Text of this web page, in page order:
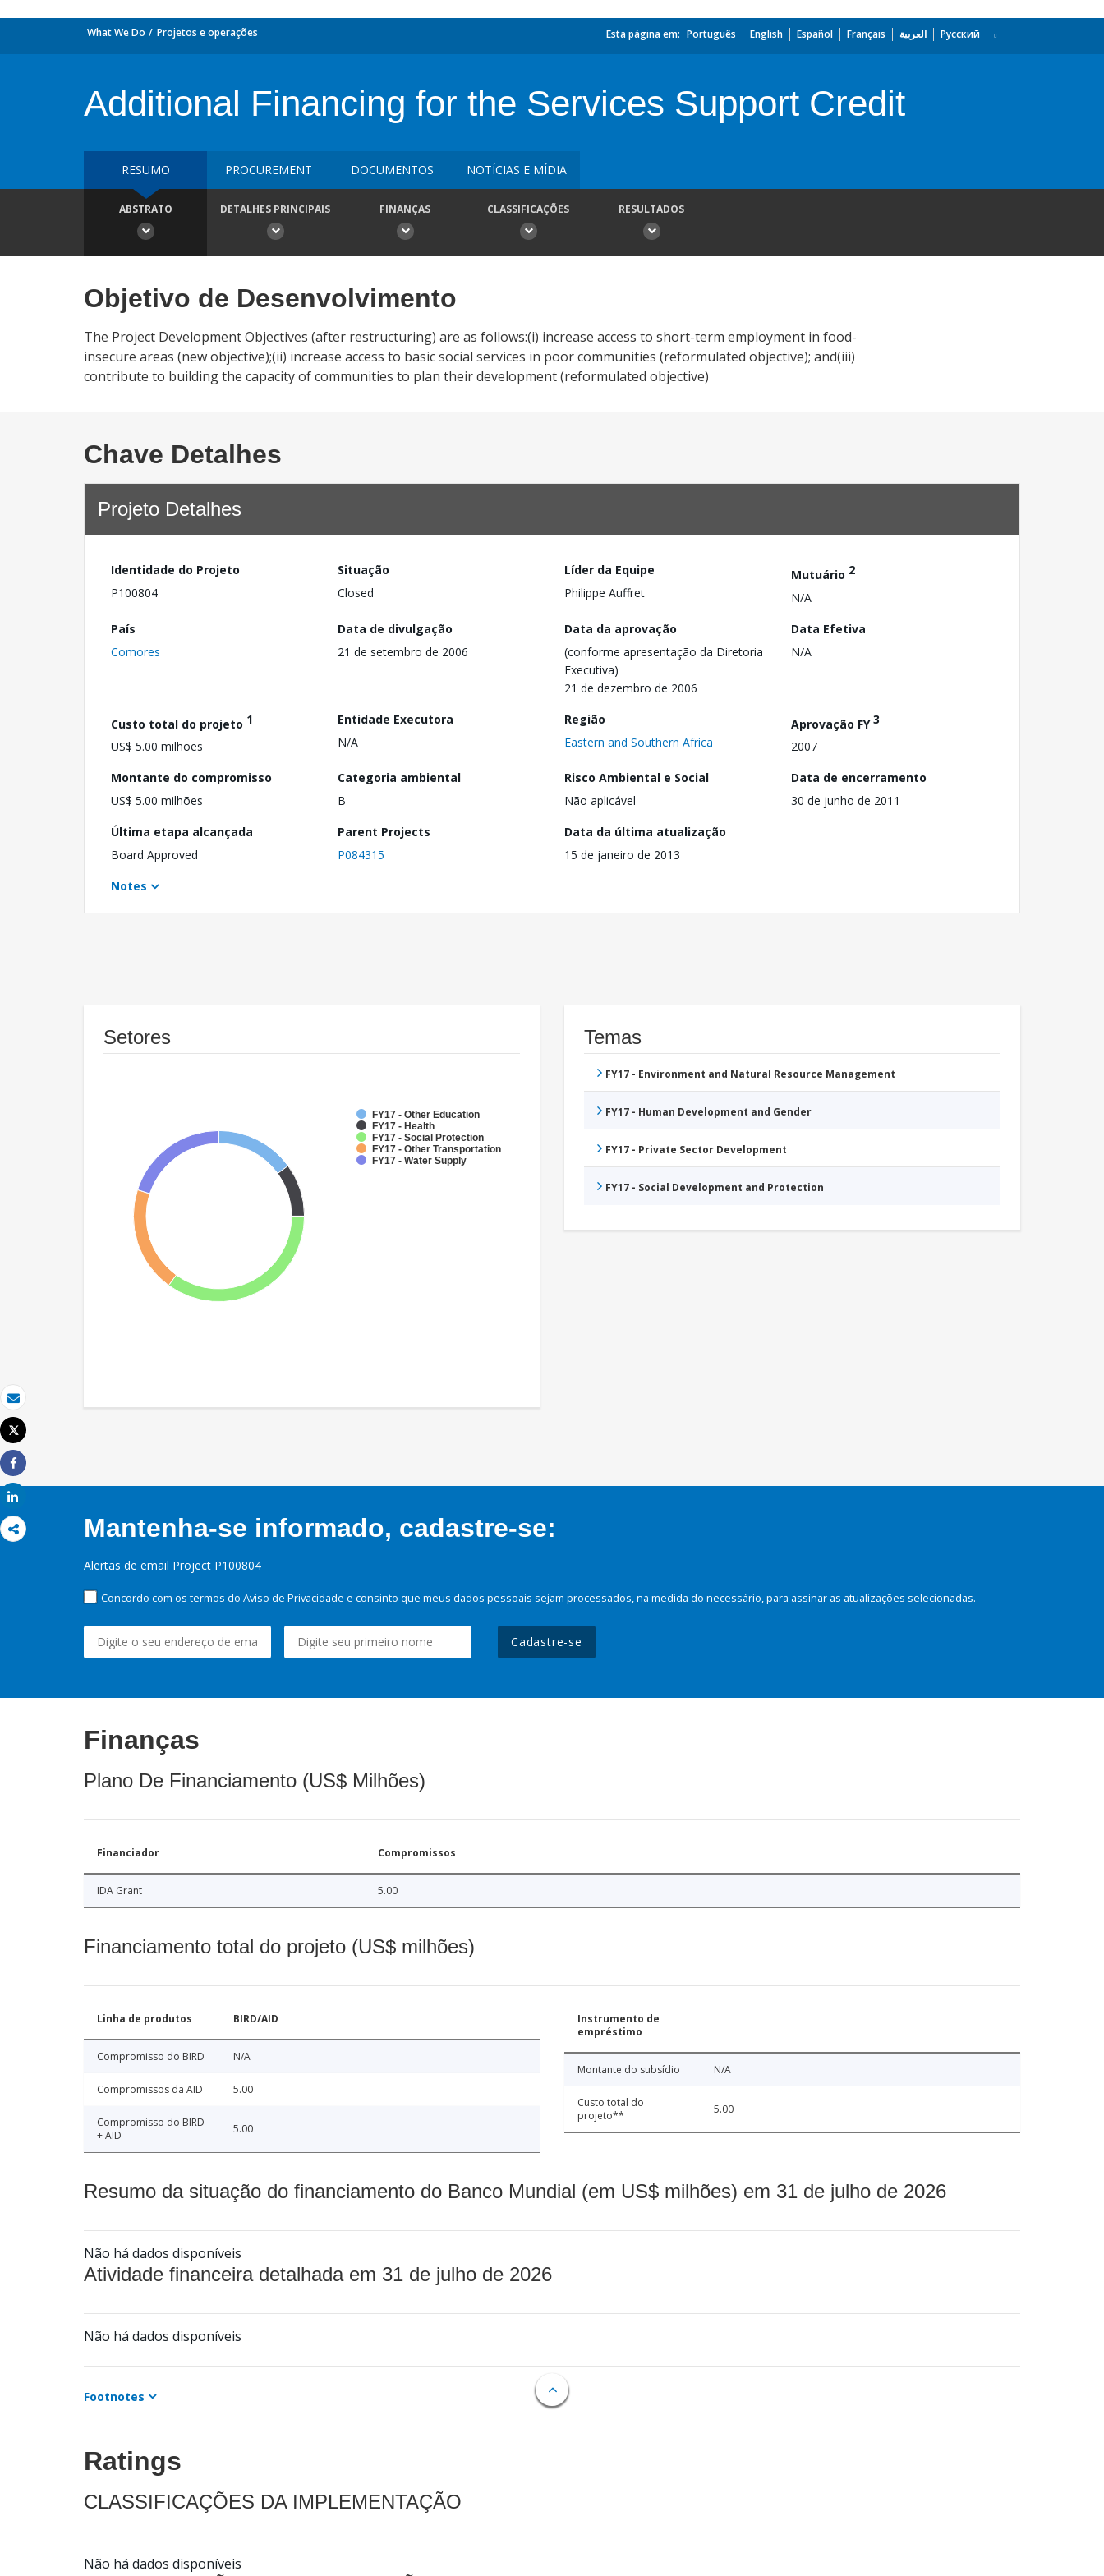
Email
Imprimir
Tweet
Share
What We Do Projetos e operações Esta página em: Português English Español Français العربية Русский
Additional Financing for the Services Support Credit
RESUMO PROCUREMENT DOCUMENTOS NOTÍCIAS E MÍDIA
ABSTRATO DETALHES PRINCIPAIS FINANÇAS CLASSIFICAÇÕES RESULTADOS
Objetivo de Desenvolvimento
The Project Development Objectives (after restructuring) are as follows:(i) increase access to short-term employment in food-
insecure areas (new objective);(ii) increase access to basic social services in poor communities (reformulated objective); and(iii)
contribute to building the capacity of communities to plan their development (reformulated objective)
Chave Detalhes
Projeto Detalhes
Identidade do Projeto
P100804
Situação
Closed
Líder da Equipe
Philippe Auffret
Mutuário 2
N/A
País
Comores
Data de divulgação
21 de setembro de 2006
Data da aprovação
(conforme apresentação da Diretoria
Executiva)
21 de dezembro de 2006
Data Efetiva
N/A
Custo total do projeto 1
US$ 5.00 milhões
Entidade Executora
N/A
Região
Eastern and Southern Africa
Aprovação FY3
2007
Montante do compromisso
US$ 5.00 milhões
Categoria ambiental
B
Risco Ambiental e Social
Não aplicável
Data de encerramento
30 de junho de 2011
Última etapa alcançada
Board Approved
Parent Projects
P084315
Data da última atualização
15 de janeiro de 2013
Notes
Setores
FY17 - Other Education
FY17 - Health
FY17 - Social Protection
FY17 - Other Transportation
FY17 - Water Supply
Temas
FY17 - Environment and Natural Resource Management
FY17 - Human Development and Gender
FY17 - Private Sector Development
FY17 - Social Development and Protection
Mantenha-se informado, cadastre-se:
Alertas de email Project P100804
Concordo com os termos do Aviso de Privacidade e consinto que meus dados pessoais sejam processados, na medida do necessário, para assinar as atualizações selecionadas.
Cadastre-se
Finanças
Plano De Financiamento (US$ Milhões)
Financiador Compromissos
IDA Grant 5.00
Financiamento total do projeto (US$ milhões)
Linha de produtos BIRD/AID
Compromisso do BIRD N/A
Compromissos da AID 5.00
Compromisso do BIRD
+ AID
5.00
Instrumento de
empréstimo
Montante do subsídio N/A
Custo total do
projeto**
5.00
Resumo da situação do financiamento do Banco Mundial (em US$ milhões) em 31 de julho de 2026
Não há dados disponíveis
Atividade financeira detalhada em 31 de julho de 2026
Não há dados disponíveis
Footnotes
Ratings
CLASSIFICAÇÕES DA IMPLEMENTAÇÃO
Não há dados disponíveis